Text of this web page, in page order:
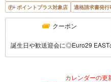
ポイントプラス対象店
適格請求書発行
クーポン
誕生日や歓送迎会に◎Euro29
カレンダーの更